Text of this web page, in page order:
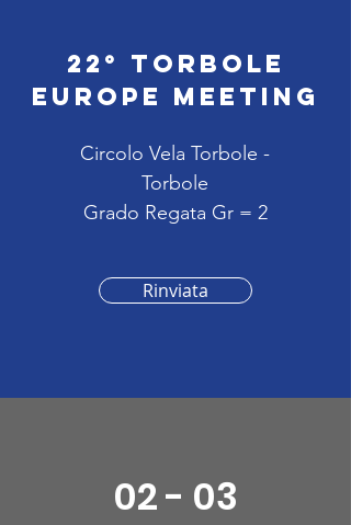
22° Torbole
Europe meeting
Circolo Vela Torbole -
Torbole
Grado Regata Gr = 2
Rinviata
02 - 03